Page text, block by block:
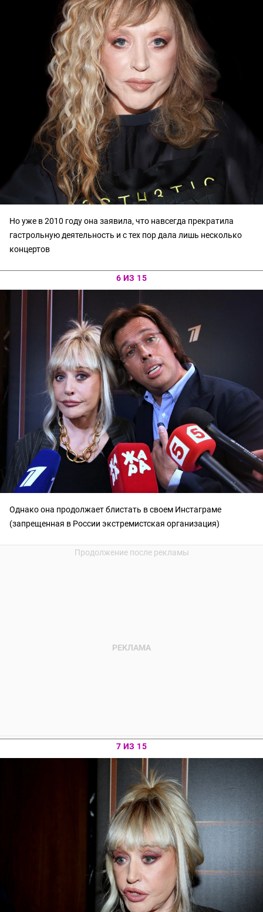
Но уже в 2010 году она заявила, что навсегда прекратила
гастрольную деятельность и с тех пор дала лишь несколько
концертов
6 ИЗ 15
Однако она продолжает блистать в своем Инстаграме
(запрещенная в России экстремистская организация)
7 ИЗ 15